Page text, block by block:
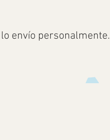
envío personalmente.